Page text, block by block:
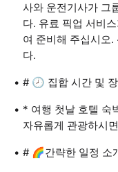
사와 운전기사가 그
다. 유료 픽업 서비
여 준비해 주십시오
다.
# 🕗 집합 시간 및
* 여행 첫날 호텔 숙
자유롭게 관광하시
# 🌈간략한 일정 소